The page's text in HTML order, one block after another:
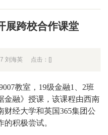
展跨校合作课堂
刘海英 点击：[]
教室， 19级金融1 2班
金融》授课，该课程由西南
财经大学和英国365集团公
积极尝试。